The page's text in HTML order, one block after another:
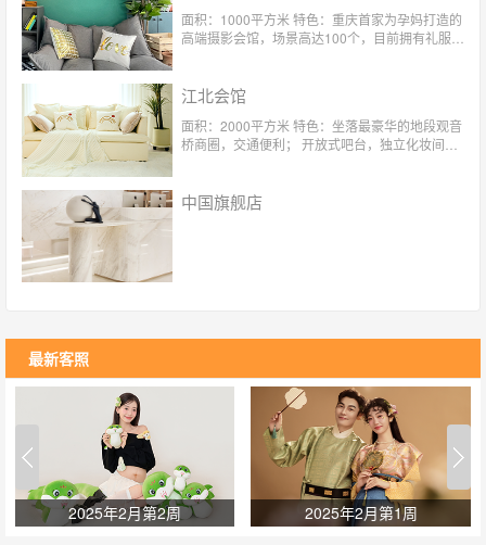
面积：1000平方米 特色：重庆首家为孕妈打造的
高端摄影会馆，场景高达100个，目前拥有礼服
江北会馆
面积：2000平方米 特色：坐落最豪华的地段观音
桥商圈，交通便利； 开放式吧台，独立化妆间，
毒；
中国旗舰店
最新客照
2025年2月第2周 2025年2月第1周